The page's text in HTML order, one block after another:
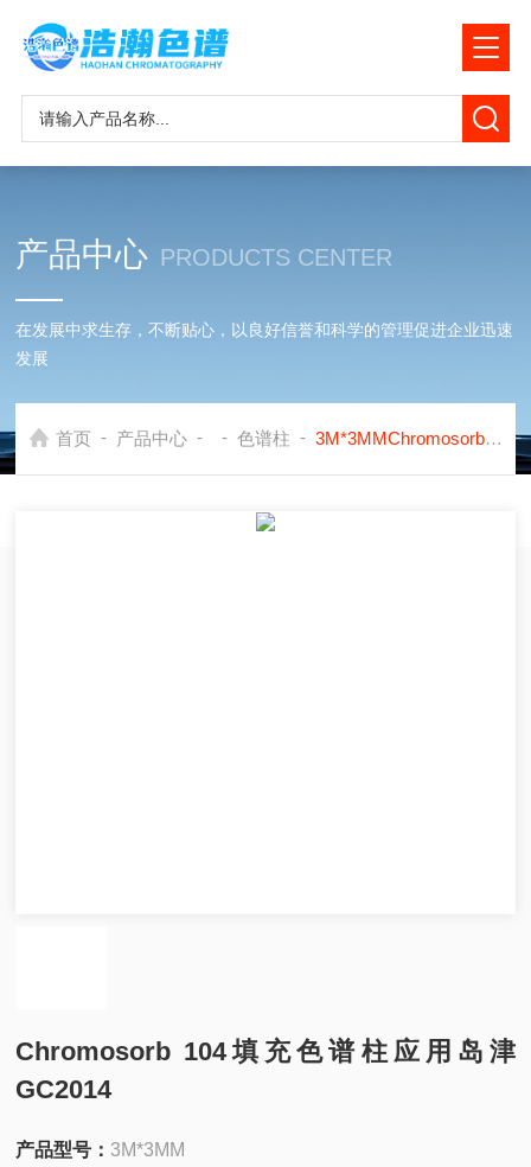
产品中心 PRODUCTS CENTER
在发展中求生存，不断贴心，以良好信誉和科学的管理促进企业迅速
发展
首页 - 产品中心 - - 色谱柱 - 3M*3MMChromosorb 104填充色谱柱应用岛津GC2014
Chromosorb 104填充色谱柱应用岛津
GC2014
产品型号：3M*3MM